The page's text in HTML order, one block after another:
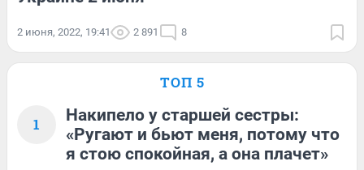
2 июня, 2022, 19:41 2 891 8
ТОП 5
1
Накипело у старшей сестры:
«Ругают и бьют меня, потому что
я стою спокойная, а она плачет»